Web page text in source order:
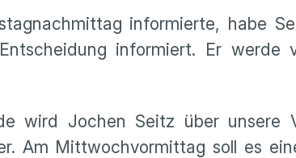
informierte, habe
informiert. Er
wird Jochen Seitz über
Am Mittwochvormittag soll es